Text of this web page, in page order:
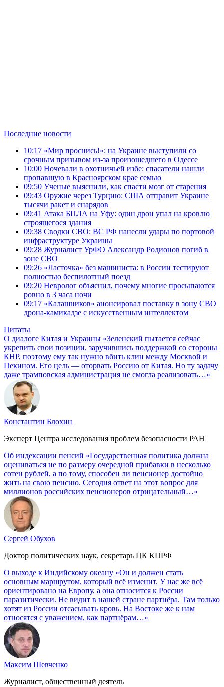
Последние новости
10:17 «Мир проснись!»: на Украине выступили со
срочным призывом из-за произошедшего в Одессе
10:00 Ночевали в охотничьей избе: спасатели нашли
пропавшую в Красноярском крае семью
09:50 Ученые выяснили, как спасти мозг от старения
09:43 Оружие через Турцию: США отправит Украине
тысячи ракет и снарядов
09:41 Атака БПЛА на Уфу: один дрон упал на кровлю
строящегося здания
09:38 Сводки СВО: ВС РФ нанесли удары по портовой
инфраструктуре Украины
09:28 Журналист УрФО Александр Родионов погиб в
зоне СВО
09:26 «Ласточка» без машиниста: в России тестируют
полностью беспилотный поезд
09:20 Невролог объяснил, почему многие просыпаются
ровно в 3 часа ночи
09:17 «Калашников» анонсировал поставку в зону СВО
дрона-камикадзе с искусственным интеллектом
Цитаты
О диалоге Китая и Украины «Зеленский пытается сейчас
укрепить свои позиции, заручившись поддержкой со стороны
КНР, поэтому ему так нужно вбить клин между Москвой и
Пекином. Его цель — оторвать Россию от Китая. Но ту задачу
даже трамповская администрация не смогла реализовать…»
Константин Блохин
Эксперт Центра исследования проблем безопасности РАН
Об индексации пенсий «Государственная политика должна
оцениваться не по размеру очередной прибавки в несколько
сотен рублей, а по тому, способен ли пенсионер достойно
жить на свою пенсию. Сегодня ответ на этот вопрос для
миллионов российских пенсионеров отрицательный…»
Сергей Обухов
Доктор политических наук, секретарь ЦК КПРФ
О выходе к Индийскому океану «Он и должен стать
основным маршрутом, который всё изменит. У нас же всё
ориентировано на Европу, а она относится к России
паразитически. Не видит в нашей стране партнёра. Там только
хотят из России отсасывать кровь. На Востоке же к нам
относятся с уважением, как партнёрам…»
Максим Шевченко
Журналист, общественный деятель